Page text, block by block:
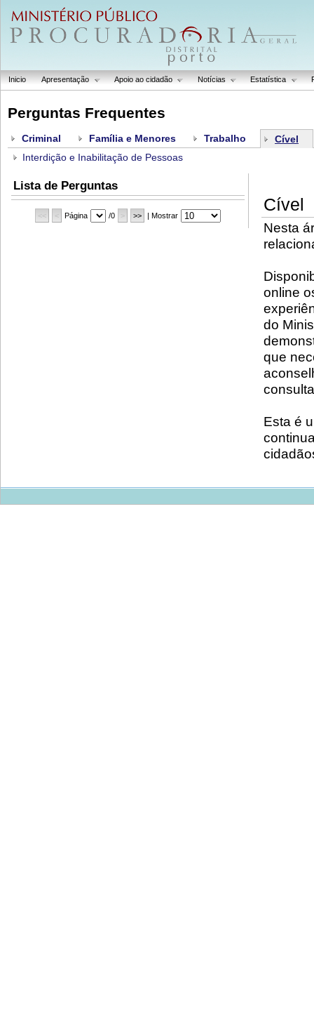
Inicio Apresentação Apoio ao cidadão Notícias Estatística
Perguntas Frequentes
Criminal Família e Menores Trabalho
Cível
Interdição e Inabilitação de Pessoas
Lista de Perguntas
<< < Página /0 > >> | Mostrar
Cível
Nesta
online
do
que
Esta é